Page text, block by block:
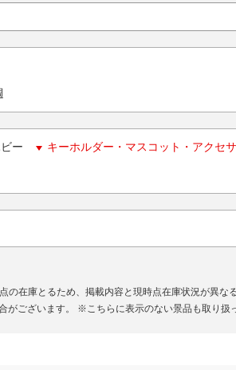
ー キーホルダー・マスコット・アクセ
の在庫とるため、掲載内容と現時点在庫状況が異な
ございます。
※こちらに表示のない景品も取り扱